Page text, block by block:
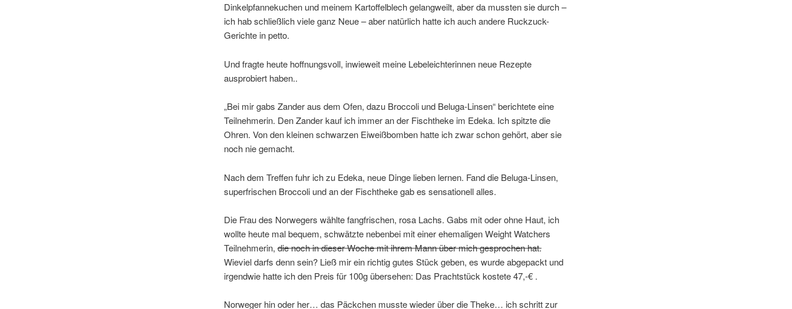
Dinkelpfannekuchen und meinem Kartoffelblech gelangweilt, aber da mussten sie durch –
ich hab schließlich viele ganz Neue – aber natürlich hatte ich auch andere Ruckzuck-
Gerichte in petto.
Und fragte heute hoffnungsvoll, inwieweit meine Lebeleichterinnen neue Rezepte
ausprobiert haben..
„Bei mir gabs Zander aus dem Ofen, dazu Broccoli und Beluga-Linsen“ berichtete eine
Teilnehmerin. Den Zander kauf ich immer an der Fischtheke im Edeka. Ich spitzte die
Ohren. Von den kleinen schwarzen Eiweißbomben hatte ich zwar schon gehört, aber sie
noch nie gemacht.
Nach dem Treffen fuhr ich zu Edeka, neue Dinge lieben lernen. Fand die Beluga-Linsen,
superfrischen Broccoli und an der Fischtheke gab es sensationell alles.
Die Frau des Norwegers wählte fangfrischen, rosa Lachs. Gabs mit oder ohne Haut, ich
wollte heute mal bequem, schwätzte nebenbei mit einer ehemaligen Weight Watchers
Teilnehmerin,die noch in dieser Woche mit ihrem Mann über mich gesprochen hat.
Wieviel darfs denn sein? Ließ mir ein richtig gutes Stück geben, es wurde abgepackt und
irgendwie hatte ich den Preis für 100g übersehen: Das Prachtstück kostete 47,-€ .
Norweger hin oder her… das Päckchen musste wieder über die Theke… ich schritt zur